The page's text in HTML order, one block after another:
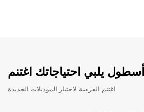
أسطول يلبي احتياجاتك اغتنم
اغتنم الفرصة لاختبار الموديلات الجديدة